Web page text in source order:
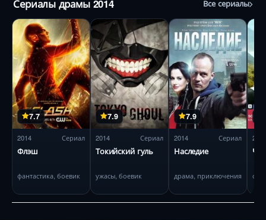
Сериалы драмы 2014 Все сериалы
7.7
2014 Сериал
Флэш
фантастика, боевик
7.9
2014 Сериал
Токийский гуль
ужасы, боевик
7.9
2014 Сериал
Наследие
драма, приключения
2014